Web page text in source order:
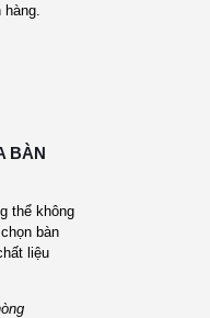
BÀN
thể không
bàn
liệu